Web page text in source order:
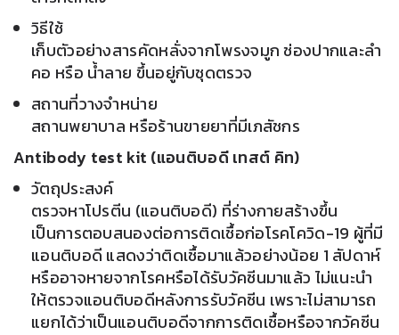
วิธีใช้
เก็บตัวอย่างสารคัดหลั่งจากโพรงจมูก ช่องปากและลำ
คอ หรือ น้ำลาย ขึ้นอยู่กับชุดตรวจ
สถานที่วางจำหน่าย
สถานพยาบาล หรือร้านขายยาที่มีเภสัชกร
Antibody test kit (แอนติบอดี เทสต์ คิท)
วัตถุประสงค์
ตรวจหาโปรตีน (แอนติบอดี) ที่ร่างกายสร้างขึ้น
เป็นการตอบสนองต่อการติดเชื้อก่อโรคโควิด-19 ผู้ที่มี
แอนติบอดี แสดงว่าติดเชื้อมาแล้วอย่างน้อย 1 สัปดาห์
หรืออาจหายจากโรคหรือได้รับวัคซีนมาแล้ว ไม่แนะนำ
ให้ตรวจแอนติบอดีหลังการรับวัคซีน เพราะไม่สามารถ
แยกได้ว่าเป็นแอนติบอดีจากการติดเชื้อหรือจากวัคซีน